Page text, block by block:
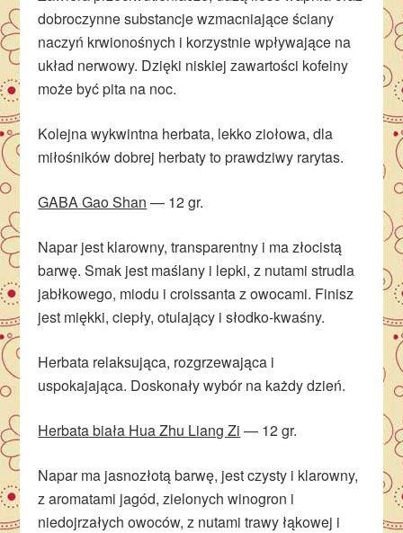
dobroczynne substancje wzmacniające ściany
naczyń krwionośnych i korzystnie wpływające na
układ nerwowy. Dzięki niskiej zawartości kofeiny
może być pita na noc.
Kolejna wykwintna herbata, lekko ziołowa, dla
miłośników dobrej herbaty to prawdziwy rarytas.
GABA Gao Shan — 12 gr.
Napar jest klarowny, transparentny i ma złocistą
barwę. Smak jest maślany i lepki, z nutami strudla
jabłkowego, miodu i croissanta z owocami. Finisz
jest miękki, ciepły, otulający i słodko-kwaśny.
Herbata relaksująca, rozgrzewająca i
uspokajająca. Doskonały wybór na każdy dzień.
Herbata biała Hua Zhu Liang Zi — 12 gr.
Napar ma jasnozłotą barwę, jest czysty i klarowny,
z aromatami jagód, zielonych winogron i
niedojrzałych owoców, z nutami trawy łąkowej i